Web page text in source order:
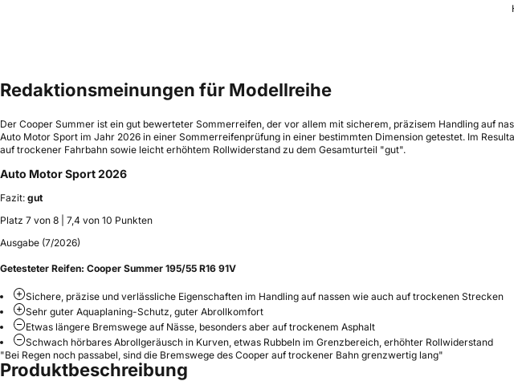
Redaktionsmeinungen für Modellreihe
Der Cooper Summer ist ein gut bewerteter Sommerreifen, der vor allem mit sicherem, präzisem Handling auf
Auto Motor Sport im Jahr 2026 in einer Sommerreifenprüfung in einer bestimmten Dimension getestet. Im
auf trockener Fahrbahn sowie leicht erhöhtem Rollwiderstand zu dem Gesamturteil "gut".
Auto Motor Sport 2026
Fazit: gut
Platz 7 von 8 | 7,4 von 10 Punkten
Ausgabe (7/2026)
Getesteter Reifen: Cooper Summer 195/55 R16 91V
Sichere, präzise und verlässliche Eigenschaften im Handling auf nassen wie auch auf trockenen Strecken
Sehr guter Aquaplaning-Schutz, guter Abrollkomfort
Etwas längere Bremswege auf Nässe, besonders aber auf trockenem Asphalt
Schwach hörbares Abrollgeräusch in Kurven, etwas Rubbeln im Grenzbereich, erhöhter Rollwiderstand
"Bei Regen noch passabel, sind die Bremswege des Cooper auf trockener Bahn grenzwertig lang"
Produktbeschreibung